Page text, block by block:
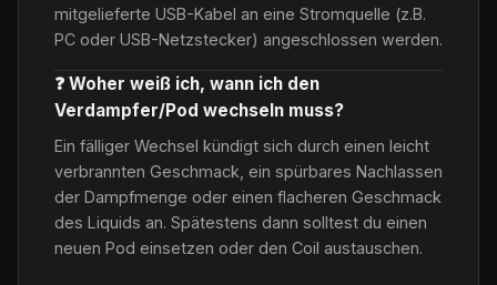
mitgelieferte USB-Kabel an eine Stromquelle (z.B.
PC oder USB-Netzstecker) angeschlossen werden.
❓ Woher weiß ich, wann ich den
Verdampfer/Pod wechseln muss?
Ein fälliger Wechsel kündigt sich durch einen leicht
verbrannten Geschmack, ein spürbares Nachlassen
der Dampfmenge oder einen flacheren Geschmack
des Liquids an. Spätestens dann solltest du einen
neuen Pod einsetzen oder den Coil austauschen.